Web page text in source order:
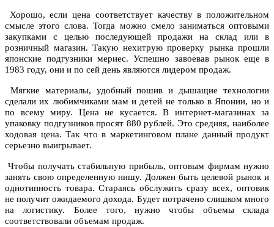
Хорошо, если цена соответствует качеству в положительном
смысле этого слова. Тогда можно смело заниматься оптовыми
закупками с целью последующей продажи на склад или в
розничный магазин. Такую нехитрую проверку рынка прошли
японские подгузники мериес. Успешно завоевав рынок еще в
1983 году, они и по сей день являются лидером продаж.
Мягкие материалы, удобный пошив и дышащие технологии
сделали их любимчиками мам и детей не только в Японии, но и
по всему миру. Цена не кусается. В интернет-магазинах за
упаковку подгузников просят 880 рублей. Это средняя, наиболее
ходовая цена. Так что в маркетинговом плане данный продукт
серьезно выигрывает.
Чтобы получать стабильную прибыль, оптовым фирмам нужно
занять свою определенную нишу. Должен быть целевой рынок и
однотипность товара. Стараясь обслужить сразу всех, оптовик
не получит ожидаемого дохода. Будет потрачено слишком много
на логистику. Более того, нужно чтобы объемы склада
соответствовали объемам продаж.